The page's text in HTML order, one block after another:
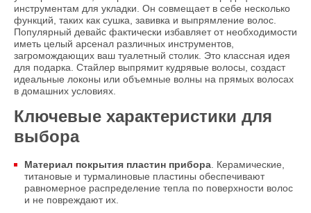
инструментам для укладки. Он совмещает в себе несколько
функций, таких как сушка, завивка и выпрямление волос.
Популярный девайс фактически избавляет от необходимости
иметь целый арсенал различных инструментов,
загромождающих ваш туалетный столик. Это классная идея
для подарка. Стайлер выпрямит кудрявые волосы, создаст
идеальные локоны или объемные волны на прямых волосах
в домашних условиях.
Ключевые характеристики для
выбора
Материал покрытия пластин прибора . Керамические,
титановые и турмалиновые пластины обеспечивают
равномерное распределение тепла по поверхности волос
и не повреждают их.